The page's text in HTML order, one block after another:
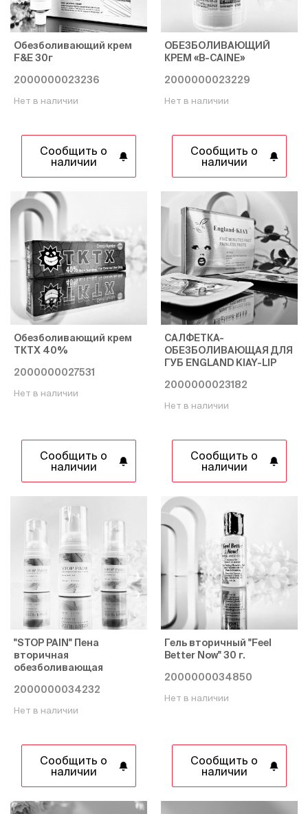
Обезболивающий крем
F&E 30г
2000000023236
Нет в наличии
Сообщить о
наличии
ОБЕЗБОЛИВАЮЩИЙ
КРЕМ «B-CAINE»
2000000023229
Нет в наличии
Сообщить о
наличии
Обезболивающий крем
ТКТХ 40%
2000000027531
Нет в наличии
Сообщить о
наличии
САЛФЕТКА-
ОБЕЗБОЛИВАЮЩАЯ ДЛЯ
ГУБ ENGLAND KIAY-LIP
2000000023182
Нет в наличии
Сообщить о
наличии
"STOP PAIN" Пена
вторичная
обезболивающая
2000000034232
Нет в наличии
Сообщить о
наличии
Гель вторичный "Feel
Better Now" 30 г.
2000000034850
Нет в наличии
Сообщить о
наличии